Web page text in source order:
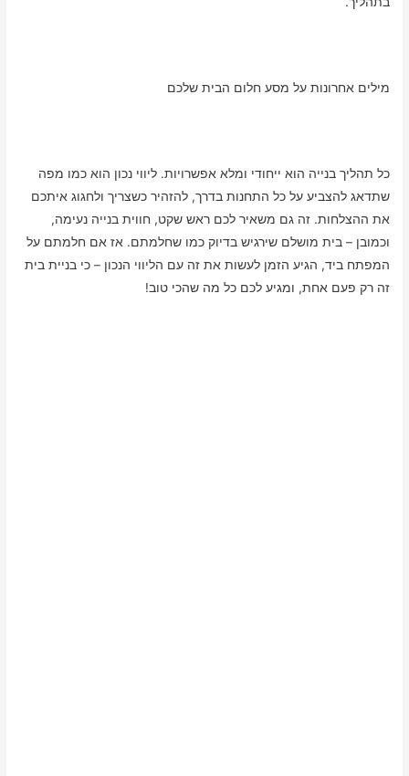
מילים אחרונות על מסע חלום הבית שלכם
כל תהליך בנייה הוא ייחודי ומלא אפשרויות. ליווי נכון הוא כמו מפה
שתדאג להצביע על כל התחנות בדרך, להזהיר כשצריך ולחגוג איתכם
את ההצלחות. זה גם משאיר לכם ראש שקט, חווית בנייה נעימה,
וכמובן – בית מושלם שירגיש בדיוק כמו שחלמתם. אז אם חלמתם על
המפתח ביד, הגיע הזמן לעשות את זה עם הליווי הנכון – כי בניית בית
זה רק פעם אחת, ומגיע לכם כל מה שהכי טוב!